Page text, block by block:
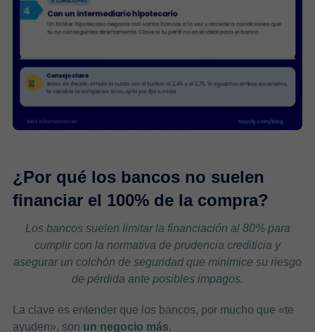
¿Por qué los bancos no suelen
financiar el 100% de la compra?
Los bancos suelen limitar la financiación al 80% para
cumplir con la normativa de prudencia crediticia y
asegurar un colchón de seguridad que minimice su riesgo
de pérdida ante posibles impagos.
La clave es entender que los bancos, por mucho que «te
ayuden», son un negocio más.